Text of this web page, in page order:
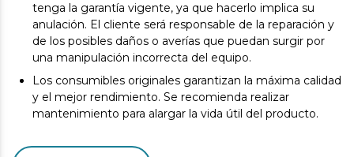
tenga la garantía vigente, ya que hacerlo implica su
anulación. El cliente será responsable de la reparación y
de los posibles daños o averías que puedan surgir por
una manipulación incorrecta del equipo.
Los consumibles originales garantizan la máxima calidad
y el mejor rendimiento. Se recomienda realizar
mantenimiento para alargar la vida útil del producto.